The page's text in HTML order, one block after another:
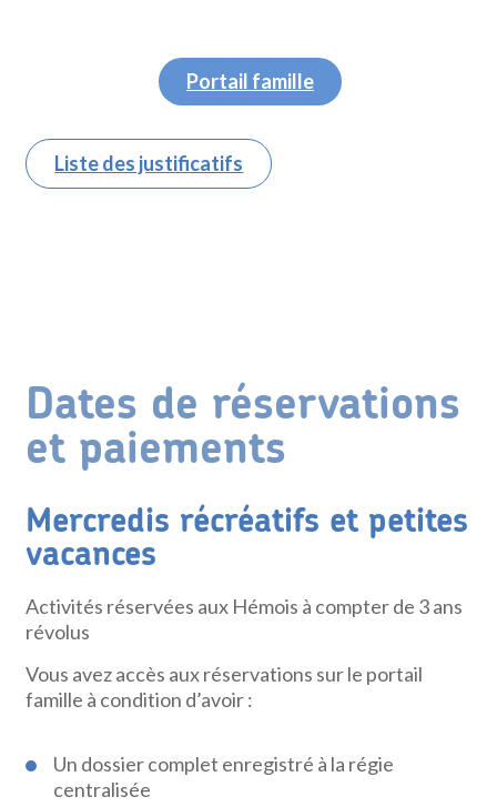
Portail famille
Liste des justificatifs
Dates de réservations
et paiements
Mercredis récréatifs et petites
vacances
Activités réservées aux Hémois à compter de 3 ans
révolus
Vous avez accès aux réservations sur le portail
famille à condition d’avoir :
Un dossier complet enregistré à la régie
centralisée